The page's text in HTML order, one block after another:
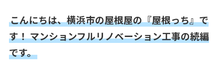
こんにちは、横浜市の屋根屋の『屋根っち』で
す！マンションフルリノベーション工事の続編
です。